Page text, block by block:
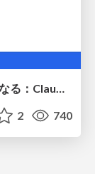
修正PRを食べてレビュースキルが賢くなる：Claude Codeによる自己改善サイクル
2 740